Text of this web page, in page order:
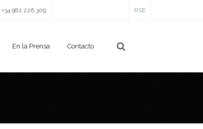
+34 982 226 309 RSE
En la Prensa Contacto